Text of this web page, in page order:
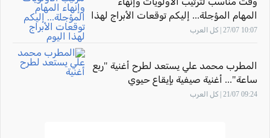
المهام المؤجلة... إليكم توقعات الأبراج لهذا
اليوم
10:07 27/07 | كل العرب
المطرب محمد علي يستعد لطرح أغنية "ربع
ساعة"... أغنية صيفية بإيقاع حيوي
09:24 21/07 | كل العرب